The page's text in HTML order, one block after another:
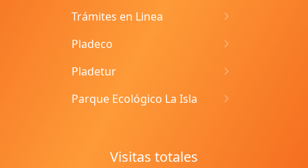
Trámites en Linea
Pladeco
Pladetur
Parque Ecológico La Isla
Visitas totales